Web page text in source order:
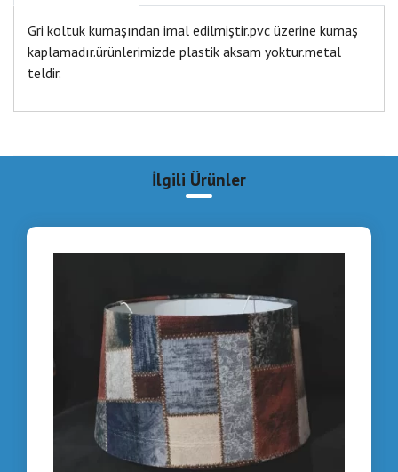
Gri koltuk kumaşından imal edilmiştir.pvc üzerine kumaş
kaplamadır.ürünlerimizde plastik aksam yoktur.metal
teldir.
İlgili Ürünler